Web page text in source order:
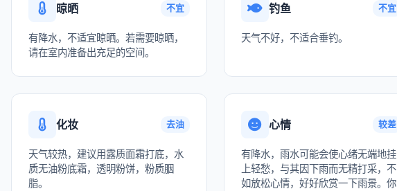
晾晒 不宜
有降水，不适宜晾晒。若需要晾晒，
请在室内准备出充足的空间。
钓鱼 不宜
天气不好，不适合垂钓。
化妆 去油
天气较热，建议用露质面霜打底，水
质无油粉底霜，透明粉饼，粉质胭
脂。
心情 较差
有降水，雨水可能会使心绪无端地挂
上轻愁，与其因下雨而无精打采，不
如放松心情，好好欣赏一下雨景。你